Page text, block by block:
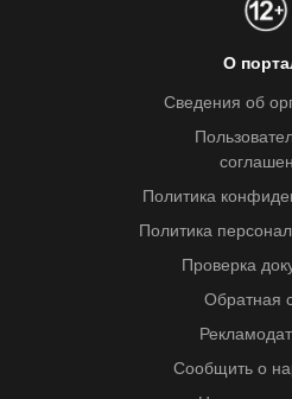
О
Сведения об
Политика
Политика
Проверка
Обратная
Сообщить о